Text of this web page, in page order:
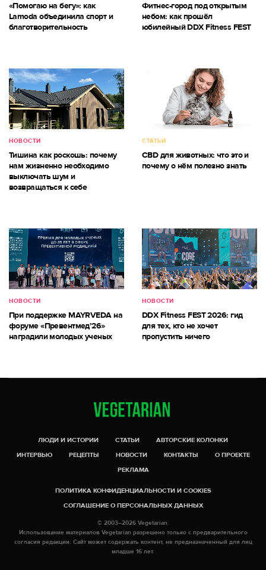
«Помогаю на бегу»: как
Lamoda объединила спорт и
благотворительность
Фитнес-город под открытым
небом: как прошёл
юбилейный DDX Fitness FEST
НОВОСТИ
Тишина как роскошь: почему
нам жизненно необходимо
выключать шум и
возвращаться к себе
СТАТЬИ
CBD для животных: что это и
почему о нём полезно знать
НОВОСТИ
При поддержке MAYRVEDA на
форуме «Превентмед’26»
наградили молодых ученых
НОВОСТИ
DDX Fitness FEST 2026: гид
для тех, кто не хочет
пропустить ничего
ЛЮДИ И ИСТОРИИ СТАТЬИ
АВТОРСКИЕ КОЛОНКИ
ИНТЕРВЬЮ
РЕЦЕПТЫ НОВОСТИ КОНТАКТЫ
О ПРОЕКТЕ
РЕКЛАМА
ПОЛИТИКА КОНФИДЕНЦИАЛЬНОСТИ И COOKIES
СОГЛАШЕНИЕ О ПЕРСОНАЛЬНЫХ ДАННЫХ
© 2003–2026 Vegetarian.
Использование материалов Vegetarian разрешено только с предварительного
согласия редакции. Сайт может содержать контент, не предназначенный для лиц
младше 16 лет.